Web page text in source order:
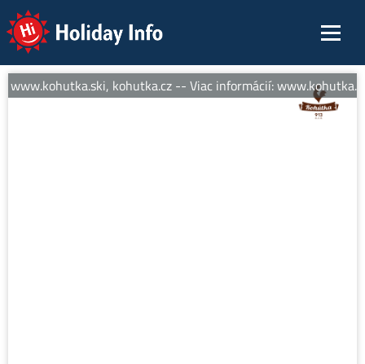
Holiday Info
www.kohutka.ski, kohutka.cz -- Viac informácií: